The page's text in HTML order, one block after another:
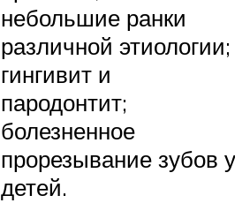
небольшие ранки
различной этиологии;
гингивит и
пародонтит;
болезненное
прорезывание зубов у
детей.